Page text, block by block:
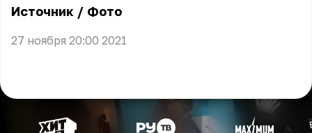
Источник / Фото
27 ноября 20:00 2021